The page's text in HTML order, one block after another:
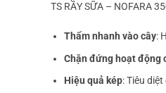
TS RẦY SỮA – NOFARA
Thấm nhanh vào cây:
Chặn đứng hoạt động
Hiệu quả kép: Tiêu